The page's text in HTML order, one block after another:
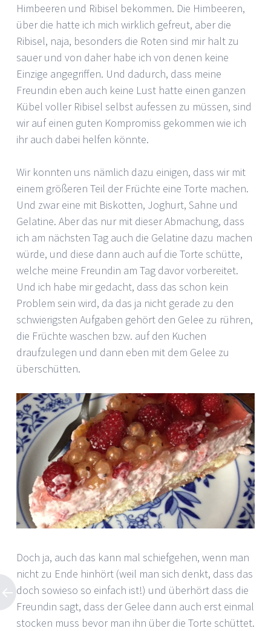
Himbeeren und Ribisel bekommen. Die Himbeeren,
über die hatte ich mich wirklich gefreut, aber die
Ribisel, naja, besonders die Roten sind mir halt zu
sauer und von daher habe ich von denen keine
Einzige angegriffen. Und dadurch, dass meine
Freundin eben auch keine Lust hatte einen ganzen
Kübel voller Ribisel selbst aufessen zu müssen, sind
wir auf einen guten Kompromiss gekommen wie ich
ihr auch dabei helfen könnte.
Wir konnten uns nämlich dazu einigen, dass wir mit
einem größeren Teil der Früchte eine Torte machen.
Und zwar eine mit Biskotten, Joghurt, Sahne und
Gelatine. Aber das nur mit dieser Abmachung, dass
ich am nächsten Tag auch die Gelatine dazu machen
würde, und diese dann auch auf die Torte schütte,
welche meine Freundin am Tag davor vorbereitet.
Und ich habe mir gedacht, dass das schon kein
Problem sein wird, da das ja nicht gerade zu den
schwierigsten Aufgaben gehört den Gelee zu rühren,
die Früchte waschen bzw. auf den Kuchen
draufzulegen und dann eben mit dem Gelee zu
überschütten.
Doch ja, auch das kann mal schiefgehen, wenn man
nicht zu Ende hinhört (weil man sich denkt, dass das
doch sowieso so einfach ist!) und überhört dass die
Freundin sagt, dass der Gelee dann auch erst einmal
stocken muss bevor man ihn über die Torte schüttet.